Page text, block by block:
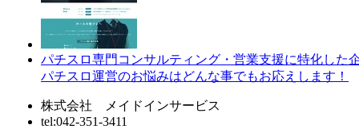
パチスロ専門コンサルティング・営業支援に特化した
パチスロ運営のお悩みはどんな事でもお応えします！
株式会社 メイドインサービス
tel:042-351-3411